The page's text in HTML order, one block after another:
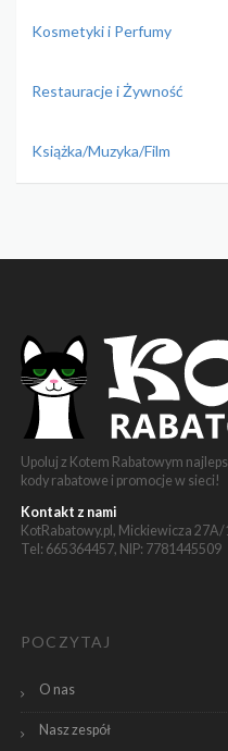
Kosmetyki i Perfumy
Restauracje i Żywność
Książka/Muzyka/Film
Upoluj z Kotem Rabatowym
kody rabatowe i promocje w sieci!
Kontakt z nami
KotRabatowy.pl, Mickiewicza
Tel: 665364457, NIP: 7781445509
POCZYTAJ
O nas
Nasz zespół